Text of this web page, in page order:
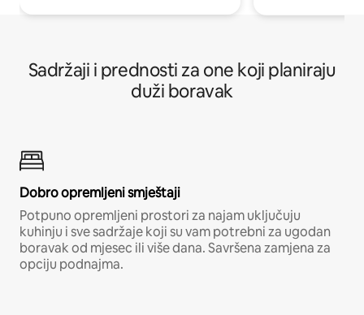
Sadržaji i prednosti za one koji planiraju
duži boravak
Dobro opremljeni smještaji
Potpuno opremljeni prostori za najam uključuju
kuhinju i sve sadržaje koji su vam potrebni za ugodan
boravak od mjesec ili više dana. Savršena zamjena za
opciju podnajma.